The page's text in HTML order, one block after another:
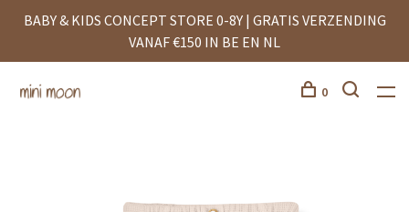
BABY & KIDS CONCEPT STORE 0-8Y | GRATIS VERZENDING
VANAF €150 IN BE EN NL
0